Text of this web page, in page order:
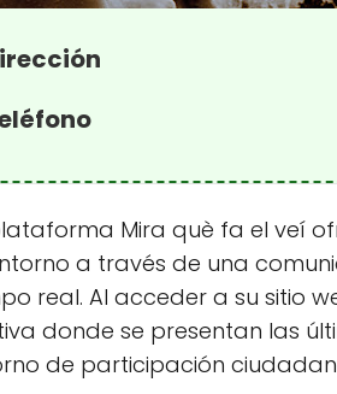
Mira què fa el veí
a través de una
real. Al acceder a su sitio
donde se presentan las
de participación